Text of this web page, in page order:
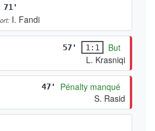
71'
I. Fandi
57' 1:1
But
L. Krasniqi
47'
Pénalty manqué
S. Rasid